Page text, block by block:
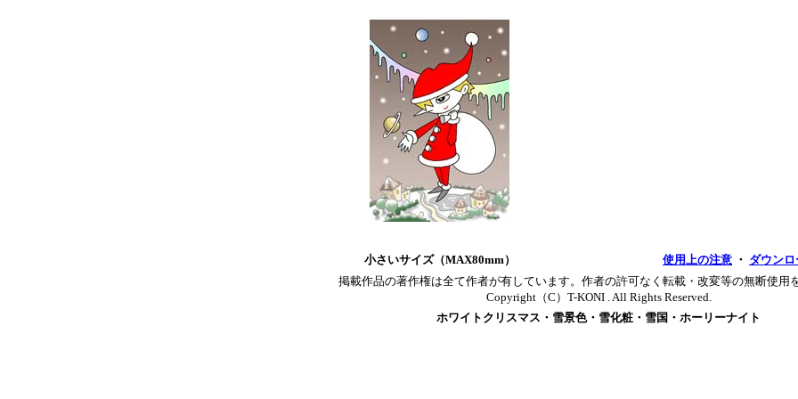
小さいサイズ（MAX80mm） 使用上の注意 ・ ダウン
掲載作品の著作権は全て作者が有しています。作者の許可なく転載・改変等の無断使用
Copyright（C）T-KONI . All Rights Reserved.
ホワイトクリスマス・雪景色・雪化粧・雪国・ホーリーナイト